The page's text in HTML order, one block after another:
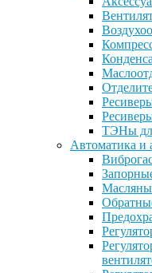
ТЭНы
Автоматика и